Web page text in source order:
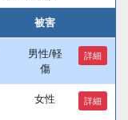
被害
男性/軽
傷
詳細
女性 詳細